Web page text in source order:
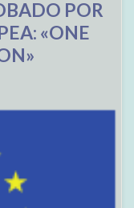
POR
«ONE